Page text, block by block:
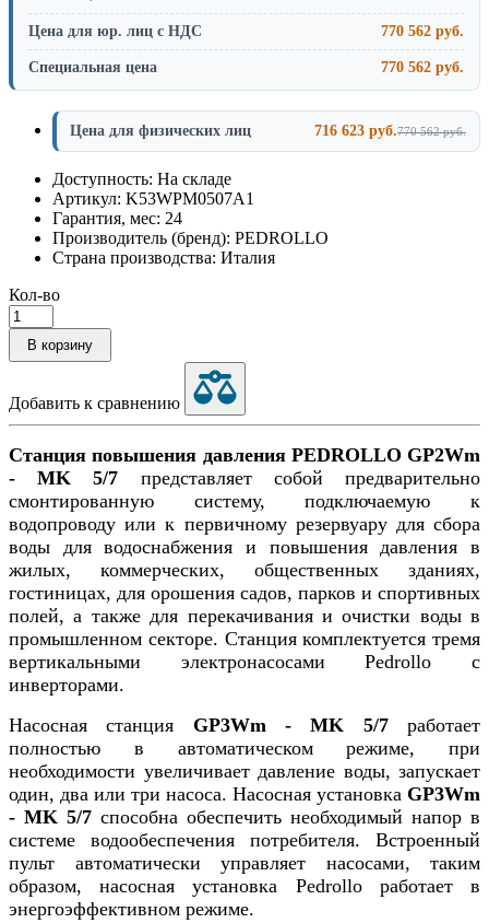
Цена для юр. лиц с НДС 770 562 руб.
Специальная цена 770 562 руб.
Цена для физических лиц 716 623 руб.770 562 руб.
Доступность: На складе
Артикул: K53WPM0507A1
Гарантия, мес: 24
Производитель (бренд): PEDROLLO
Страна производства: Италия
Кол-во
В корзину
Добавить к сравнению
Станция повышения давления PEDROLLO GP2Wm
- MK 5/7 представляет собой предварительно
смонтированную систему, подключаемую к
водопроводу или к первичному резервуару для сбора
воды для водоснабжения и повышения давления в
жилых, коммерческих, общественных зданиях,
гостиницах, для орошения садов, парков и спортивных
полей, а также для перекачивания и очистки воды в
промышленном секторе. Станция комплектуется тремя
вертикальными электронасосамиPedrollo с
инверторами.
Насосная станция GP3Wm - MK 5/7работает
полностью в автоматическом режиме, при
необходимости увеличивает давление воды, запускает
один, два или три насоса. Насосная установка GP3Wm
- MK 5/7 способна обеспечить необходимый напор в
системе водообеспечения потребителя. Встроенный
пульт автоматически управляет насосами, таким
образом, насосная установка Pedrollo работает в
энергоэффективном режиме.